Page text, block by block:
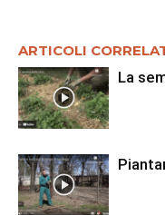
ARTICOLI
La